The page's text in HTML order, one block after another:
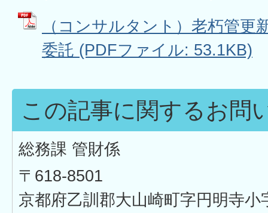
（コンサルタント）老朽管更
委託 (PDFファイル: 53.1KB)
この記事に関するお問
総務課 管財係
〒618-8501
京都府乙訓郡大山崎町字円明寺小